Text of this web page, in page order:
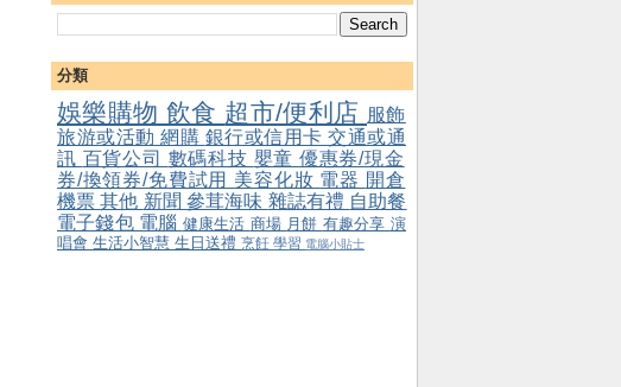
分類
娛樂購物 飲食 超市/便利店 服飾
旅游或活動 網購 銀行或信用卡 交通或通
訊 百貨公司 數碼科技 嬰童 優惠券/現金
券/換領券/免費試用 美容化妝 電器 開倉
機票其他 新聞參茸海味 雜誌有禮 自助餐
電子錢包 電腦 健康生活 商場 月餅 有趣分享 演
唱會 生活小智慧 生日送禮 烹飪 學習 電腦小貼士